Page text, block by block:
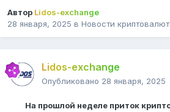
Автор Lidos-exchange
28 января, 2025 в Новости криптовалют
Lidos-exchange
Опубликовано 28 января, 2025
На прошлой неделе приток